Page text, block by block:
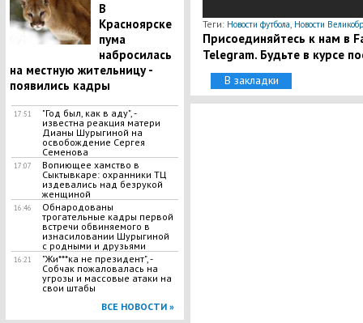
В
Красноярске
пума
набросилась
на местную жительницу -
появились кадры
17:51
"Год был, как в аду", -
известна реакция матери
Дианы Шурыгиной на
освобождение Сергея
Семенова
17:07
Вопиющее хамство в
Сыктывкаре: охранники ТЦ
издевались над безрукой
женщиной
16:46
Обнародованы
трогательные кадры первой
встречи обвиняемого в
изнасиловании Шурыгиной
с родными и друзьями
16:21
"Жи***ка не президент", -
Собчак пожаловалась на
угрозы и массовые атаки на
свои штабы
ВСЕ НОВОСТИ »
Теги: Новости футбола Новости
Присоединяйтесь к нам в
Telegram. Будьте в курсе
В закладки